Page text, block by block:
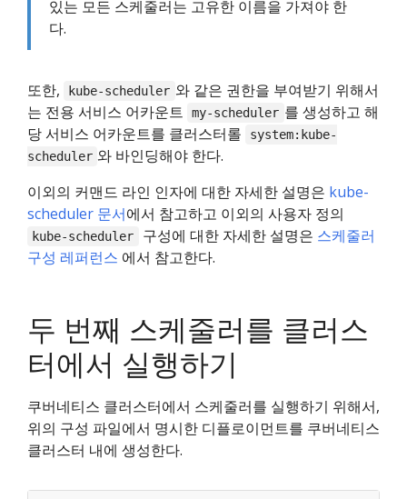
있는 모든 스케줄러는 고유한 이름을 가져야 한
다.
또한, kube-scheduler 와 같은 권한을 부여받기 위해서
는 전용 서비스 어카운트
my-scheduler 를 생성하고 해
당 서비스 어카운트를 클러스터롤
system:kube-
scheduler 와 바인딩해야 한다.
이외의 커맨드 라인 인자에 대한 자세한 설명은 kube-
scheduler 문서에서 참고하고 이외의 사용자 정의
kube-scheduler 구성에 대한 자세한 설명은 스케줄러
구성 레퍼런스 에서 참고한다.
두 번째 스케줄러를 클러스
터에서 실행하기
쿠버네티스 클러스터에서 스케줄러를 실행하기 위해서,
위의 구성 파일에서 명시한 디플로이먼트를 쿠버네티스
클러스터 내에 생성한다.